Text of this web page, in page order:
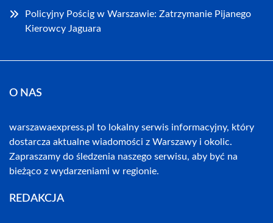
Policyjny Pościg w Warszawie: Zatrzymanie Pijanego
Kierowcy Jaguara
O NAS
warszawaexpress.pl to lokalny serwis informacyjny, który
dostarcza aktualne wiadomości z Warszawy i okolic.
Zapraszamy do śledzenia naszego serwisu, aby być na
bieżąco z wydarzeniami w regionie.
REDAKCJA